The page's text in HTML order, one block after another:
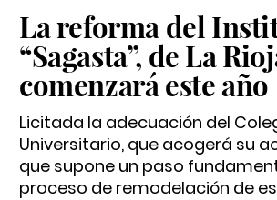
La reforma del
“Sagasta”, de La
comenzará este año
Licitada la adecuación del
Universitario, que acogerá su
que supone un paso
proceso de remodelación de